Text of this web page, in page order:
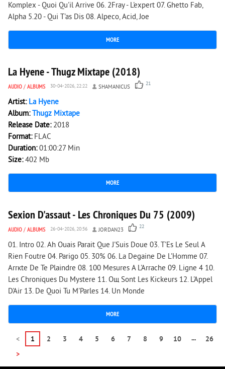
Komplex - Quoi Qu'il Arrive 06. 2Fray - L'expert 07. Ghetto Fab,
Alpha 5.20 - Qui T'as Dis 08. Alpeco, Acid, Joe
MORE
2 631 0
La Hyene - Thugz Mixtape (2018)
AUDIO / ALBUMS 30-04-2026, 22:22 SHAMANICUS 21
Artist: La Hyene
Album:Thugz Mixtape
Release Date: 2018
Format: FLAC
Duration:01:00:27 Min
Size:402 Mb
MORE
10 486 0
Sexion D'assaut - Les Chroniques Du 75 (2009)
AUDIO / ALBUMS 26-04-2026, 20:56 JORDAN23 22
01. Intro 02. Ah Ouais Parait Que J'Suis Doue 03. T'Es Le Seul A
Rien Foutre 04. Parigo 05. 30% 06. La Degaine De L'Homme 07.
Arrкte De Te Plaindre 08. 100 Mesures A L'Arrache 09. Ligne 4 10.
Les Chroniques Du Mystere 11. Oщ Sont Les Kickeurs 12. L'Appel
D'Air 13. De Quoi Tu M'Parles 14. Un Monde
MORE
< 1 2 3 4 5 6 7 8 9 10 ...
26
>